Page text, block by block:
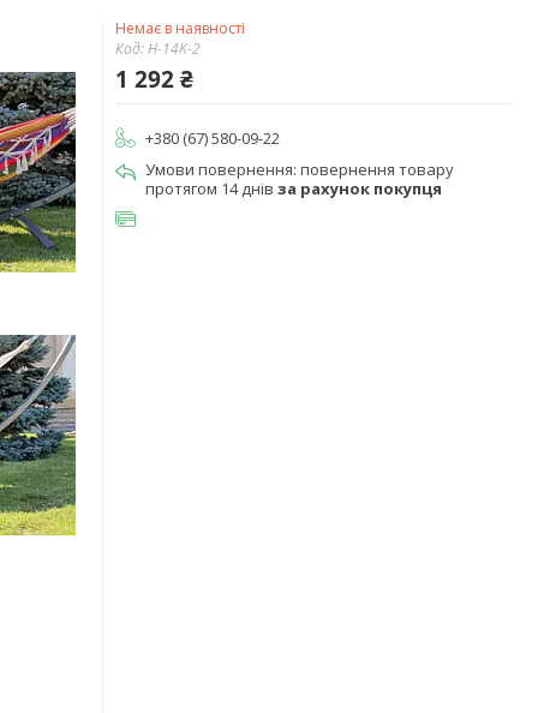
Немає в наявності
Код:H-14K-2
1 292 ₴
+380 (67) 580-09-22
повернення товару
протягом 14 днів за рахунок покупця